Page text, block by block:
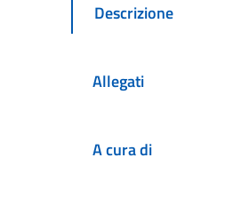
Descrizione
Allegati
A cura di